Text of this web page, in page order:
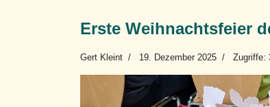
Erste Weihnachtsfeier
Gert Kleint 19. Dezember 2025 Zugriffe: